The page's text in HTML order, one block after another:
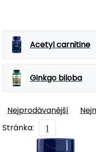
Acetyl carnitine
Ginkgo biloba
Nejprodávanější
Stránka:
1